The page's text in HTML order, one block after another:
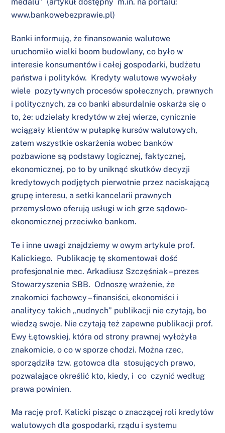
www.bankowebezprawie.pl)
Banki informują, że finansowanie walutowe
uruchomiło wielki boom budowlany, co było w
interesie konsumentów i całej gospodarki, budżetu
państwa i polityków. Kredyty walutowe wywołały
wiele pozytywnych procesów społecznych, prawnych
i politycznych, za co banki absurdalnie oskarża się o
to, że: udzielały kredytów w złej wierze, cynicznie
wciągały klientów w pułapkę kursów walutowych,
zatem wszystkie oskarżenia wobec banków
pozbawione są podstawy logicznej, faktycznej,
ekonomicznej, po to by uniknąć skutków decyzji
kredytowych podjętych pierwotnie przez naciskającą
grupę interesu, a setki kancelarii prawnych
przemysłowo oferują usługi w ich grze sądowo-
ekonomicznej przeciwko bankom.
Te i inne uwagi znajdziemy w owym artykule prof.
Kalickiego. Publikację tę skomentował dość
profesjonalnie mec. Arkadiusz Szczęśniak – prezes
Stowarzyszenia SBB. Odnoszę wrażenie, że
znakomici fachowcy – finansiści, ekonomiści i
analitycy takich „nudnych” publikacji nie czytają, bo
wiedzą swoje. Nie czytają też zapewne publikacji prof.
Ewy Łętowskiej, która od strony prawnej wyłożyła
znakomicie, o co w sporze chodzi. Można rzec,
sporządziła tzw. gotowca dla stosujących prawo,
pozwalające określić kto, kiedy, i co czynić według
prawa powinien.
Ma rację prof. Kalicki pisząc o znaczącej roli kredytów
walutowych dla gospodarki, rządu i systemu